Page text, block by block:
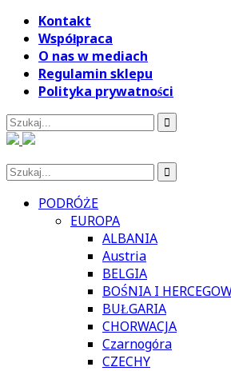
Kontakt
Współpraca
O nas w mediach
Regulamin sklepu
Polityka prywatności
PODRÓŻE
EUROPA
ALBANIA
Austria
BELGIA
BOŚNIA I
BUŁGARIA
CHORWACJA
Czarnogóra
CZECHY